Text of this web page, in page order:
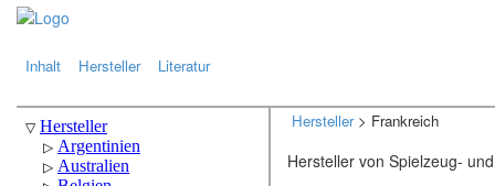
Inhalt Hersteller Literatur
Hersteller> Frankreich
Hersteller von Spielzeug-